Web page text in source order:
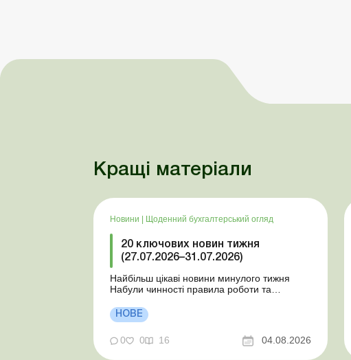
Кращі матеріали
Новини Щоденний бухгалтерський огляд
20 ключових новин тижня
(27.07.2026–31.07.2026)
Найбільш цікаві новини минулого тижня
Набули чинності правила роботи та
закони про мобілізацію та воєнний стан Для
сільгосппідприємств і ФОП запроваджено
нові одноразові статистичні форми З 2
серпня змінюється порядок зарахування
НОВЕ
0 0 16 04.08.2026